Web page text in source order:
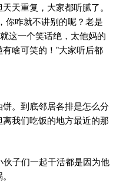
天重复，大家都听腻了。
你咋就不讲别的呢？老是
这一个笑话绝，太他妈的
啥可笑的！”大家听后都
。到底邻居各排是怎么分
我们吃饭的地方最近的那
子们一起干活都是因为他